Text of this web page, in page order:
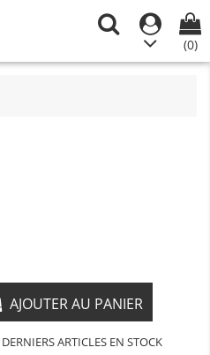
(0)
AJOUTER AU PANIER
DERNIERS ARTICLES EN STOCK